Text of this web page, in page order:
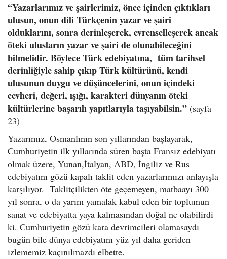
“Yazarlarımız ve şairlerimiz, önce içinden çıktıkları
ulusun, onun dili Türkçenin yazar ve şairi
olduklarını, sonra derinleşerek, evrenselleşerek ancak
öteki ulusların yazar ve şairi de olunabileceğini
bilmelidir. Böylece Türk edebiyatına, tüm tarihsel
derinliğiyle sahip çıkıp Türk kültürünü, kendi
ulusunun duygu ve düşüncelerini, onun içindeki
cevheri, değeri, ışığı, karakteri dünyanın öteki
kültürlerine başarılı yapıtlarıyla taşıyabilsin.” (sayfa
23)
Yazarımız, Osmanlının son yıllarından başlayarak,
Cumhuriyetin ilk yıllarında süren başta Fransız edebiyatı
olmak üzere, Yunan,İtalyan, ABD, İngiliz ve Rus
edebiyatını gözü kapalı taklit eden yazarlarımızı anlayışla
karşılıyor. Taklitçilikten öte geçemeyen, matbaayı 300
yıl sonra, o da yarım yamalak kabul eden bir toplumun
sanat ve edebiyatta yaya kalmasından doğal ne olabilirdi
ki. Cumhuriyetin gözü kara devrimcileri olamasaydı
bugün bile dünya edebiyatını yüz yıl daha geriden
izlememiz kaçınılmazdı elbette.